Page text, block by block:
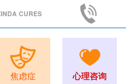
CURES
焦虑症 心理咨询